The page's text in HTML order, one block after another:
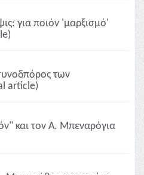
για ποιόν 'μαρξισμό'
των
article)
και τον Α. Μπεναρόγια